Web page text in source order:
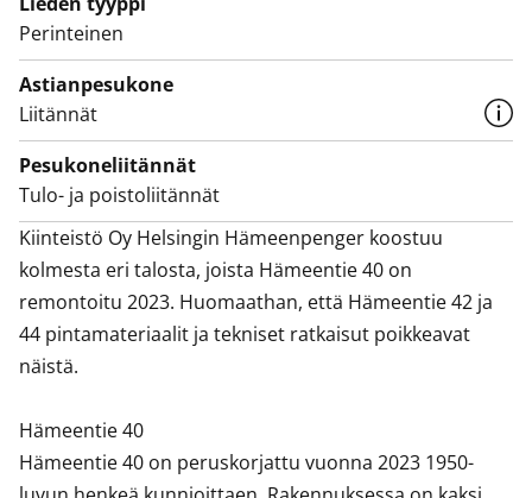
Perinteinen
Astianpesukone
Liitännät
Pesukoneliitännät
Tulo- ja poistoliitännät
Kiinteistö Oy Helsingin Hämeenpenger koostuu
kolmesta eri talosta, joista Hämeentie 40 on
remontoitu 2023. Huomaathan, että Hämeentie 42 ja
44 pintamateriaalit ja tekniset ratkaisut poikkeavat
näistä.
Hämeentie 40
Hämeentie 40 on peruskorjattu vuonna 2023 1950-